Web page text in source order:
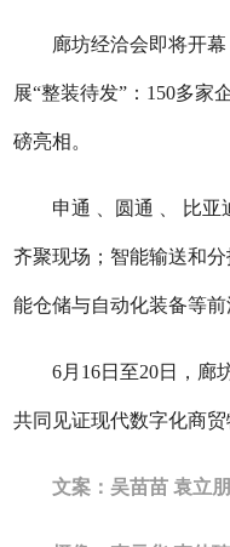
廊坊经洽会即将开幕
展“整装待发”：150多家
磅亮相。
申通 、圆通 、 比亚
齐聚现场；智能输送和
能仓储与自动化装备等前
6月16日至20日，廊坊
共同见证现代数字化商贸
文案：吴苗苗 袁立朋